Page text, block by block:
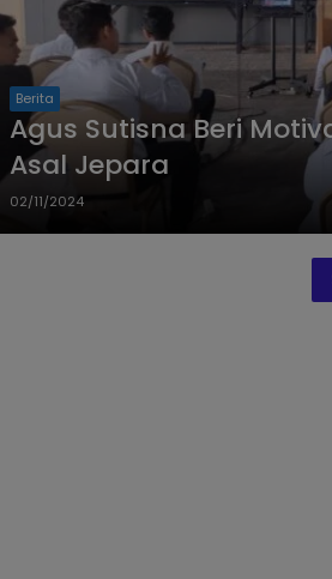
Berita
Agus Sutisna Beri
Asal Jepara
02/11/2024